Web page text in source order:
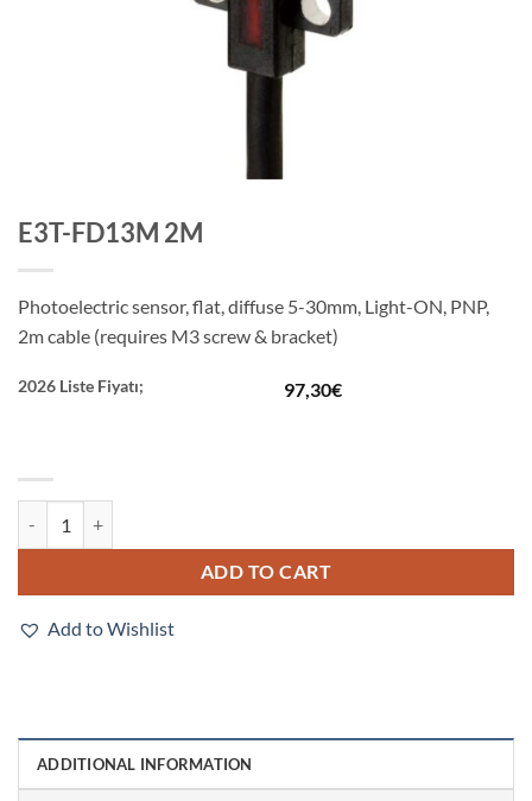
E3T-FD13M 2M
Photoelectric sensor, flat, diffuse 5-30mm, Light-ON, PNP,
2m cable (requires M3 screw & bracket)
2026 Liste Fiyatı; 97,30€
ADD TO CART
Add to Wishlist
ADDITIONAL INFORMATION